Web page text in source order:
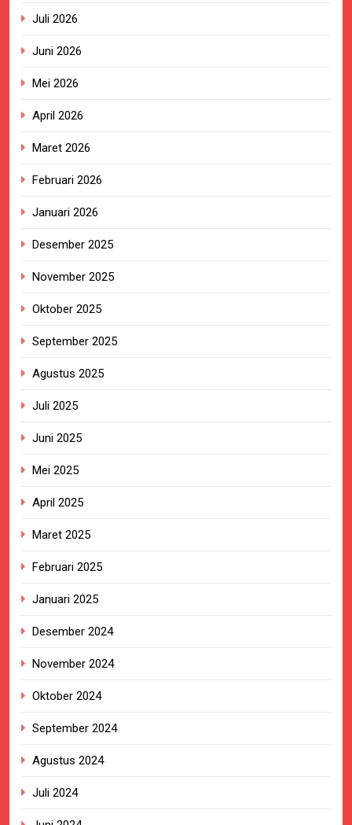
Juli 2026
Juni 2026
Mei 2026
April 2026
Maret 2026
Februari 2026
Januari 2026
Desember 2025
November 2025
Oktober 2025
September 2025
Agustus 2025
Juli 2025
Juni 2025
Mei 2025
April 2025
Maret 2025
Februari 2025
Januari 2025
Desember 2024
November 2024
Oktober 2024
September 2024
Agustus 2024
Juli 2024